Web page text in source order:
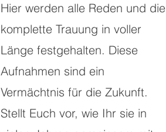
Hier werden alle Reden und die
komplette Trauung in voller
Länge festgehalten. Diese
Aufnahmen sind ein
Vermächtnis für die Zukunft.
Stellt Euch vor, wie Ihr sie in